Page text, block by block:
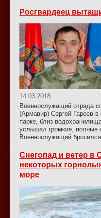
Росгвардеец
14.03.2018
Военнослужащий отряда
(Армавир) Сергей Гареев
парке, близ
услышал громкие, полные
Военнослужащий
Снегопад и ветер в
некоторых
море